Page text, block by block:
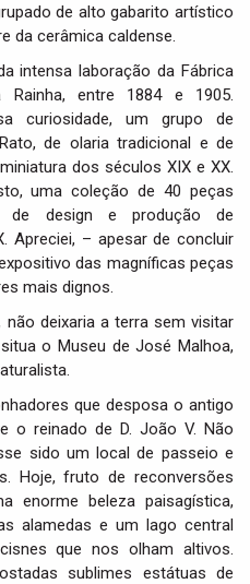
de alto gabarito artístico
da cerâmica caldense.
intensa laboração da Fábrica
entre 1884 e 1905.
curiosidade, um grupo de
de olaria tradicional e de
dos séculos XIX e XX.
uma coleção de 40 peças
de design e produção de
Apreciei, – apesar de concluir
das magníficas peças
mais dignos.
deixaria a terra sem visitar
o Museu de José Malhoa,
que desposa o antigo
o reinado de D. João V. Não
sido um local de passeio e
Hoje, fruto de reconversões
enorme beleza paisagística,
alamedas e um lago central
que nos olham altivos.
sublimes estátuas de